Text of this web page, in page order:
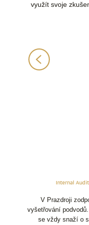
využít svoje
Internal
V Prazdroji
vyšetřování
se vždy snaží o